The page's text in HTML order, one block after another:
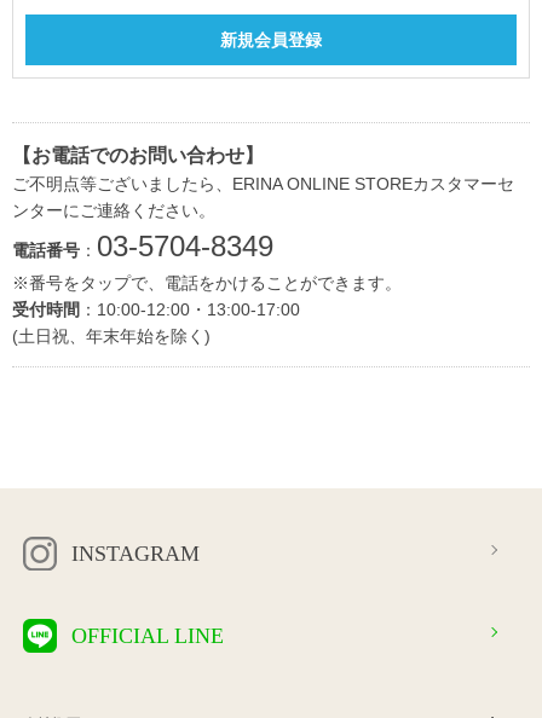
【お電話でのお問い合わせ】
ご不明点等ございましたら、ERINA ONLINE STOREカスタマーセ
ンターにご連絡ください。
電話番号 ： 03-5704-8349
※番号をタップで、電話をかけることができます。
受付時間 ：10:00-12:00・13:00-17:00
(土日祝、年末年始を除く)
INSTAGRAM
OFFICIAL LINE